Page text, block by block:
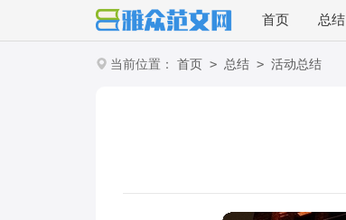
首页 总结
当前位置： 首页 > 总结 > 活动总结